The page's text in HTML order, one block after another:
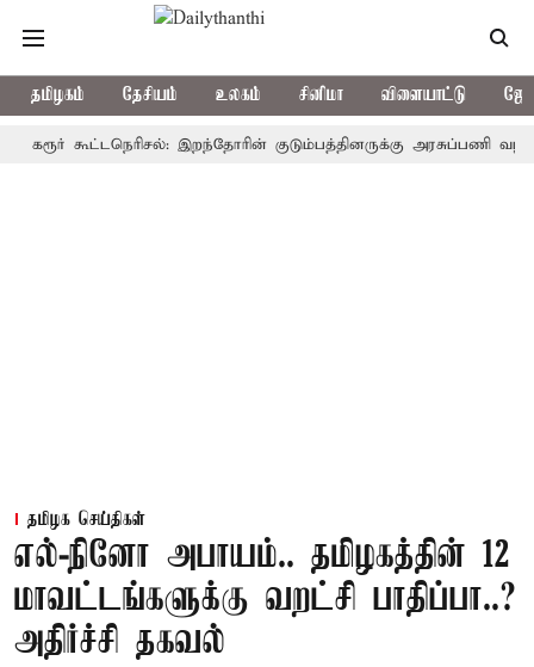
தமிழகம் தேசியம் உலகம் சினிமா விளையாட்டு
கூட்டநெரிசல்: இறந்தோரின் குடும்பத்தினருக்கு அரசுப்பணி வழக்கு;
தமிழக செய்திகள்
எல்-நினோ அபாயம்.. தமிழகத்தின் 12
மாவட்டங்களுக்கு வறட்சி பாதிப்பா..?
அதிர்ச்சி தகவல்